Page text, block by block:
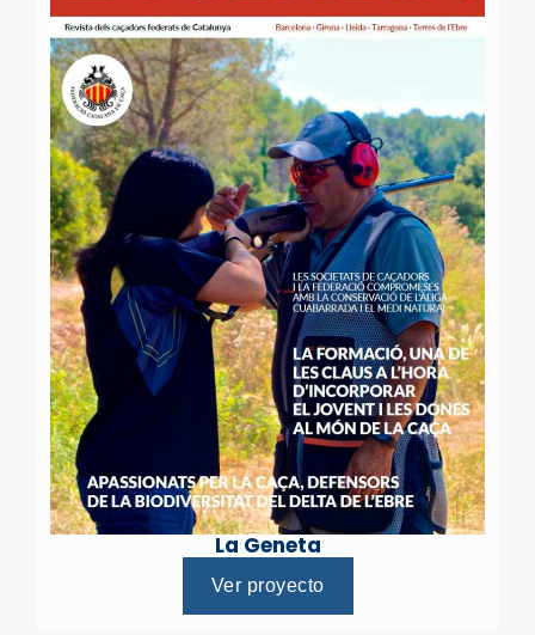
La Geneta
Ver proyecto